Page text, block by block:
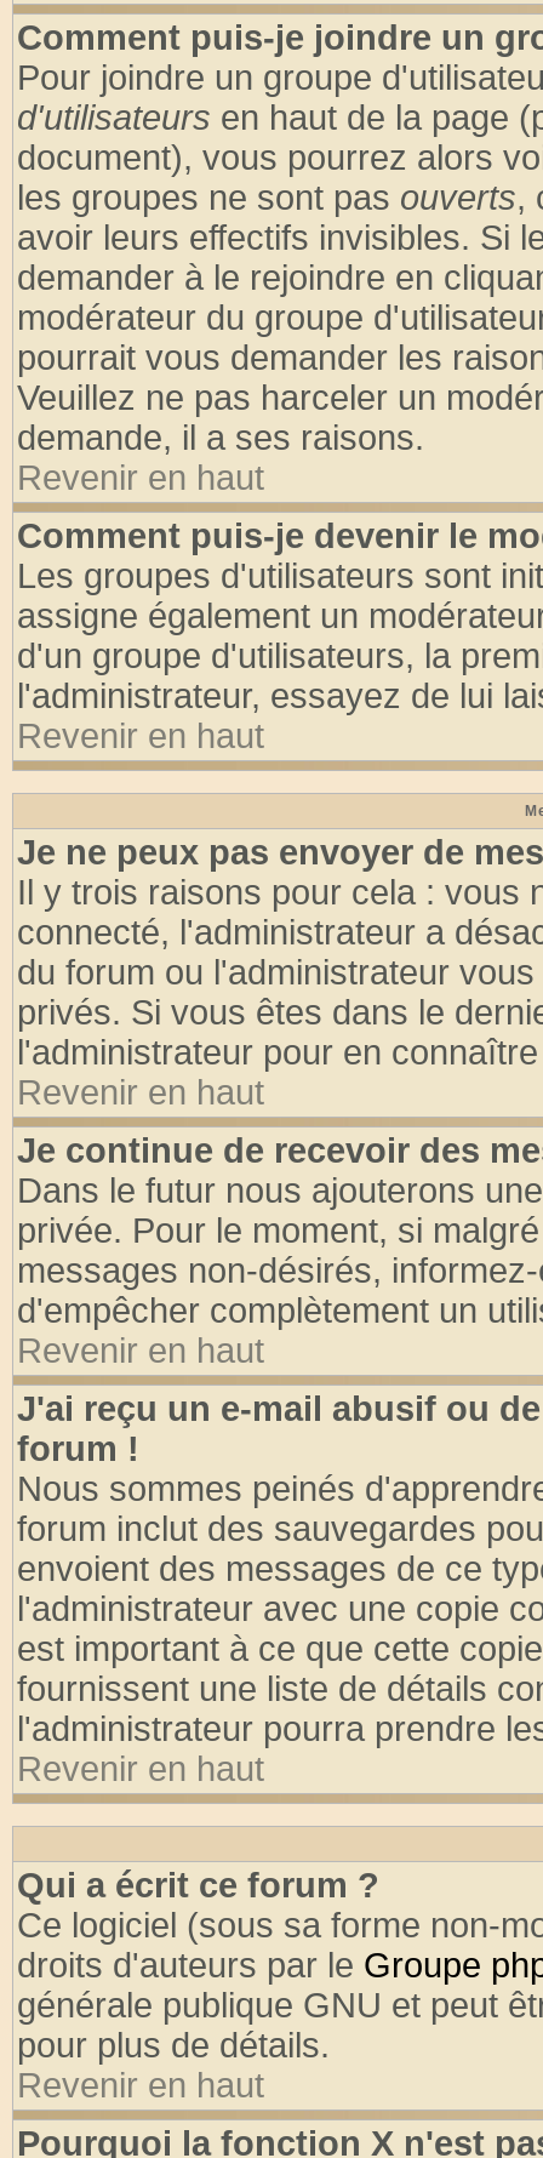
Comment puis-je joindre un
Pour joindre un groupe
d'utilisateurs en haut de la page
document), vous pourrez alors
les groupes ne sont pas ouverts,
avoir leurs effectifs invisibles. Si
demander à le rejoindre en
modérateur du groupe
pourrait vous demander les
Veuillez ne pas harceler un
demande, il a ses raisons.
Revenir en haut
Comment puis-je devenir le
Les groupes d'utilisateurs sont
assigne également un
d'un groupe d'utilisateurs, la
l'administrateur, essayez de lui
Revenir en haut
Je ne peux pas envoyer de
Il y trois raisons pour cela : vous
connecté, l'administrateur a
du forum ou l'administrateur
privés. Si vous êtes dans le
l'administrateur pour en
Revenir en haut
Je continue de recevoir des
Dans le futur nous ajouterons
privée. Pour le moment, si
messages non-désirés,
d'empêcher complètement un
Revenir en haut
J'ai reçu un e-mail abusif ou
forum !
Nous sommes peinés
forum inclut des sauvegardes
envoient des messages de ce
l'administrateur avec une copie
est important à ce que cette
fournissent une liste de détails
l'administrateur pourra prendre
Revenir en haut
Qui a écrit ce forum ?
Ce logiciel (sous sa forme non-
droits d'auteurs par le Groupe
générale publique GNU et peut
pour plus de détails.
Revenir en haut
Pourquoi la fonction X n'est